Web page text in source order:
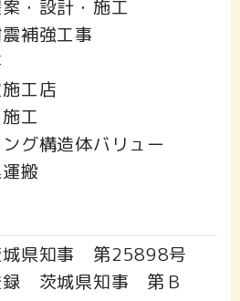
・設計・施工
補強工事
工店
工
グ構造体バリュー
搬
城県知事 第25898号
録 茨城県知事 第Ｂ